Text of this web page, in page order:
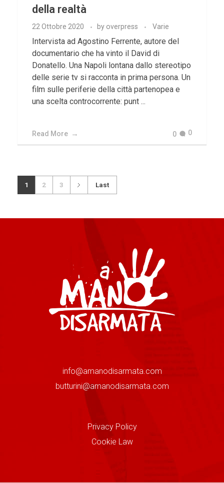
della realtà
22 Ottobre 2020 by overpress Varie
Intervista ad Agostino Ferrente, autore del
documentario che ha vinto il David di
Donatello. Una Napoli lontana dallo stereotipo
delle serie tv si racconta in prima persona. Un
film sulle periferie della città partenopea e
una scelta controcorrente: punt ...
Read More 0 0
1 2 3 Last
info@amanodisarmata.com
butturini@amanodisarmata.com
Privacy Policy
Cookie Law